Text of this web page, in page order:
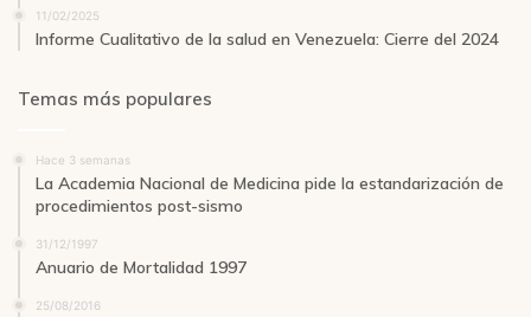
11/02/2025
Informe Cualitativo de la salud en Venezuela: Cierre del 2024
Temas más populares
Hace 3 semanas
La Academia Nacional de Medicina pide la estandarización de
procedimientos post-sismo
31/12/1997
Anuario de Mortalidad 1997
25/08/2016